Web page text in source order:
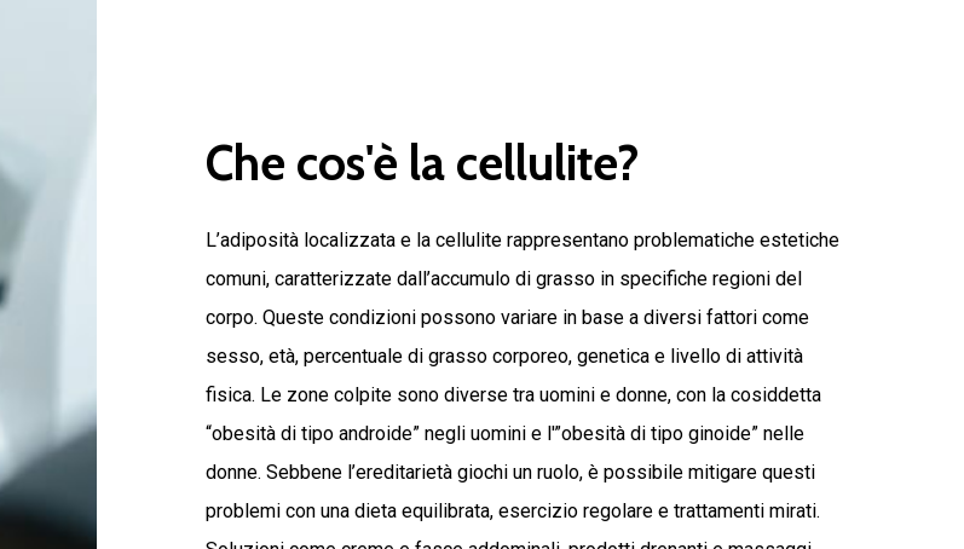
Che cos'è la cellulite?
L’adiposità localizzata e la cellulite rappresentano problematiche estetiche
comuni, caratterizzate dall’accumulo di grasso in specifiche regioni del
corpo. Queste condizioni possono variare in base a diversi fattori come
sesso, età, percentuale di grasso corporeo, genetica e livello di attività
fisica. Le zone colpite sono diverse tra uomini e donne, con la cosiddetta
“obesità di tipo androide” negli uomini e l'”obesità di tipo ginoide” nelle
donne. Sebbene l’ereditarietà giochi un ruolo, è possibile mitigare questi
problemi con una dieta equilibrata, esercizio regolare e trattamenti mirati.